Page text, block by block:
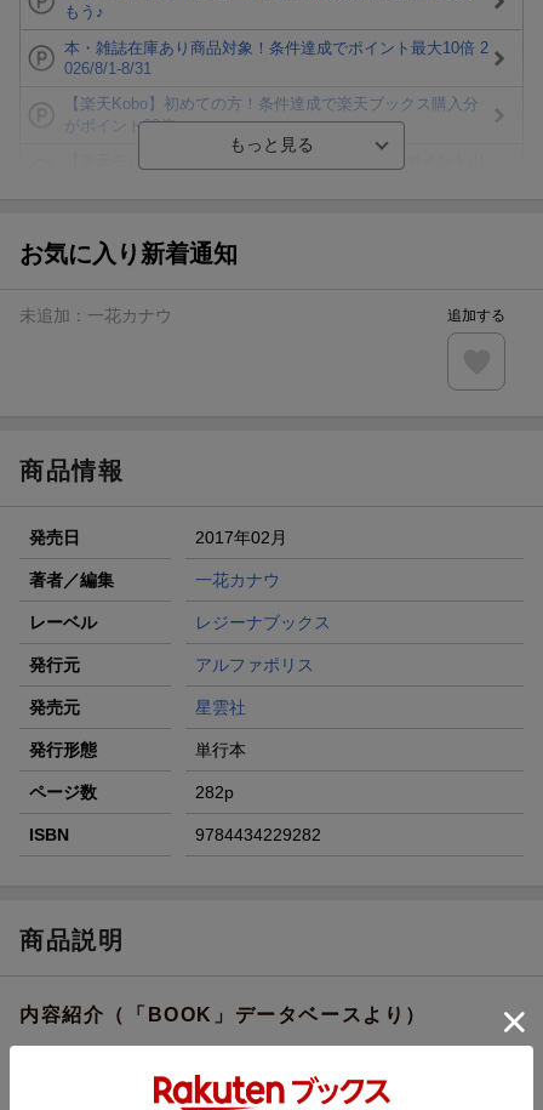
もう♪
本・雑誌在庫あり商品対象！条件達成でポイント最大10倍 2
026/8/1-8/31
【楽天Kobo】初めての方！条件達成で楽天ブックス購入分
がポイント20倍
ト山分け
楽天モバイル紹介キャンペーンの拡散で300円OFFクーポン
条件達成で楽天限定・宝塚歌劇 宙組貸切公演ペアチケット
お気に入り新着通知
未追加： 一花カナウ 追加する
商品情報
発売日 2017年02月
著者／編集 一花カナウ
レーベル レジーナブックス
発行元 アルファポリス
発売元 星雲社
発行形態 単行本
ページ数 282p
ISBN 9784434229282
商品説明
内容紹介（「BOOK」データベースより）
嬢』と呼ばれているレティーシャ。彼女はある日、『不眠の騎